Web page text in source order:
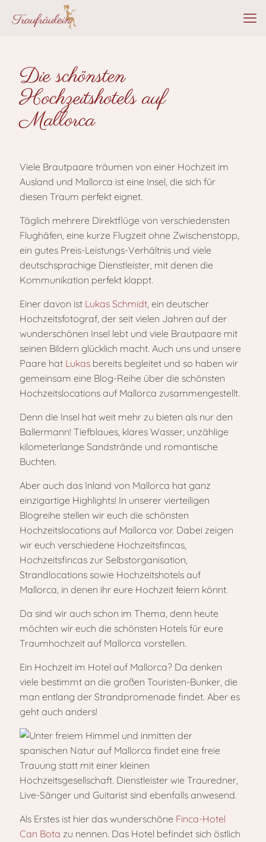
Die schönsten
Hochzeitshotels auf
Mallorca
Viele Brautpaare träumen von einer Hochzeit im
Ausland und Mallorca ist eine Insel, die sich für
diesen Traum perfekt eignet.
Täglich mehrere Direktflüge von verschiedensten
Flughäfen, eine kurze Flugzeit ohne Zwischenstopp,
ein gutes Preis-Leistungs-Verhältnis und viele
deutschsprachige Dienstleister, mit denen die
Kommunikation perfekt klappt.
Einer davon ist Lukas Schmidt, ein deutscher
Hochzeitsfotograf, der seit vielen Jahren auf der
wunderschönen Insel lebt und viele Brautpaare mit
seinen Bildern glücklich macht. Auch uns und unsere
Paare hat Lukas bereits begleitet und so haben wir
gemeinsam eine Blog-Reihe über die schönsten
Hochzeitslocations auf Mallorca zusammengestellt.
Denn die Insel hat weit mehr zu bieten als nur den
Ballermann! Tiefblaues, klares Wasser, unzählige
kilometerlange Sandstrände und romantische
Buchten.
Aber auch das Inland von Mallorca hat ganz
einzigartige Highlights! In unserer vierteiligen
Blogreihe stellen wir euch die schönsten
Hochzeitslocations auf Mallorca vor. Dabei zeigen
wir euch verschiedene Hochzeitsfincas,
Hochzeitsfincas zur Selbstorganisation,
Strandlocations sowie Hochzeitshotels auf
Mallorca, in denen ihr eure Hochzeit feiern könnt.
Da sind wir auch schon im Thema, denn heute
möchten wir euch die schönsten Hotels für eure
Traumhochzeit auf Mallorca vorstellen.
Ein Hochzeit im Hotel auf Mallorca? Da denken
viele bestimmt an die großen Touristen-Bunker, die
man entlang der Strandpromenade findet. Aber es
geht auch anders!
Als Erstes ist hier das wunderschöne Finca-Hotel
Can Bota zu nennen. Das Hotel befindet sich östlich